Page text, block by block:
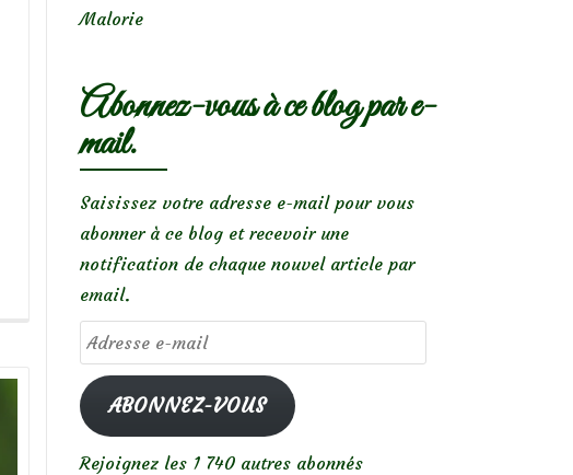
Malorie
Abonnez-vous à ce blog par e-
mail.
Saisissez votre adresse e-mail pour vous
abonner à ce blog et recevoir une
notification de chaque nouvel article par
email.
Adresse
e-
mailABONNEZ-VOUS
Rejoignez les 1 740 autres abonnés